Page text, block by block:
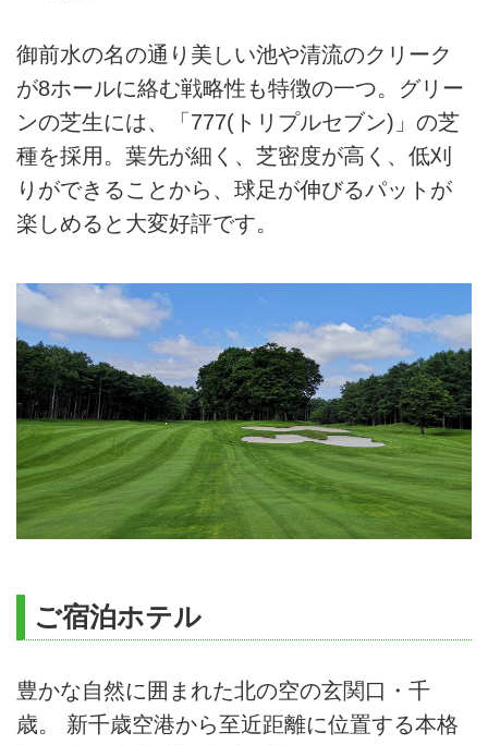
御前水の名の通り美しい池や清流のクリーク
が8ホールに絡む戦略性も特徴の一つ。グリー
ンの芝生には、「777(トリプルセブン)」の芝
種を採用。葉先が細く、芝密度が高く、低刈
りができることから、球足が伸びるパットが
楽しめると大変好評です。
ご宿泊ホテル
豊かな自然に囲まれた北の空の玄関口・千
歳。 新千歳空港から至近距離に位置する本格